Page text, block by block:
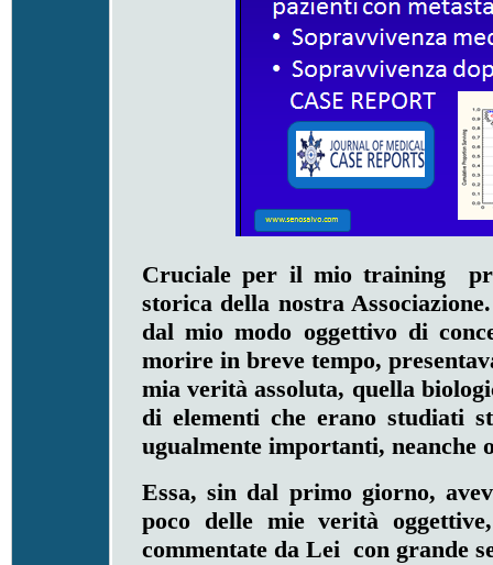
Cruciale per il mio training
storica della nostra
dal mio modo oggettivo di
morire in breve tempo,
mia verità assoluta, quella
di elementi che erano studiati
ugualmente importanti, neanche
Essa, sin dal primo giorno,
poco delle mie verità
commentate da Lei con grande